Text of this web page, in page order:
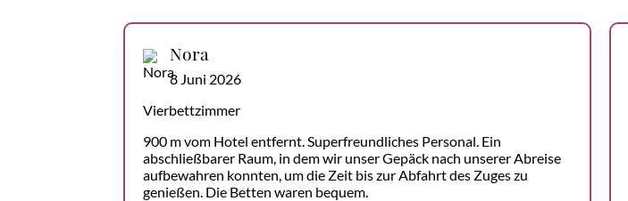
Nora
8 Juni 2026
Vierbettzimmer
900 m vom Hotel entfernt. Superfreundliches Personal. Ein
abschließbarer Raum, in dem wir unser Gepäck nach unserer Abreise
aufbewahren konnten, um die Zeit bis zur Abfahrt des Zuges zu
genießen. Die Betten waren bequem.